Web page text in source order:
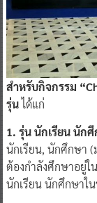
สำหรับกิจกรรม
รุ่นได้แก่
1. รุ่น นักเรียน นัก
นักเรียน, นักศึกษา
ต้องกำลังศึกษาอยู่ใ
นักเรียน นักศึกษาใ